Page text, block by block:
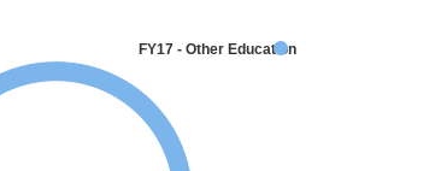
FY17 - Other Education